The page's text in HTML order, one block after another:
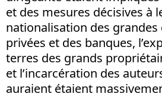
et des mesures décisives à
nationalisation des grandes
privées et des banques,
terres des grands
et l’incarcération des
auraient étaient